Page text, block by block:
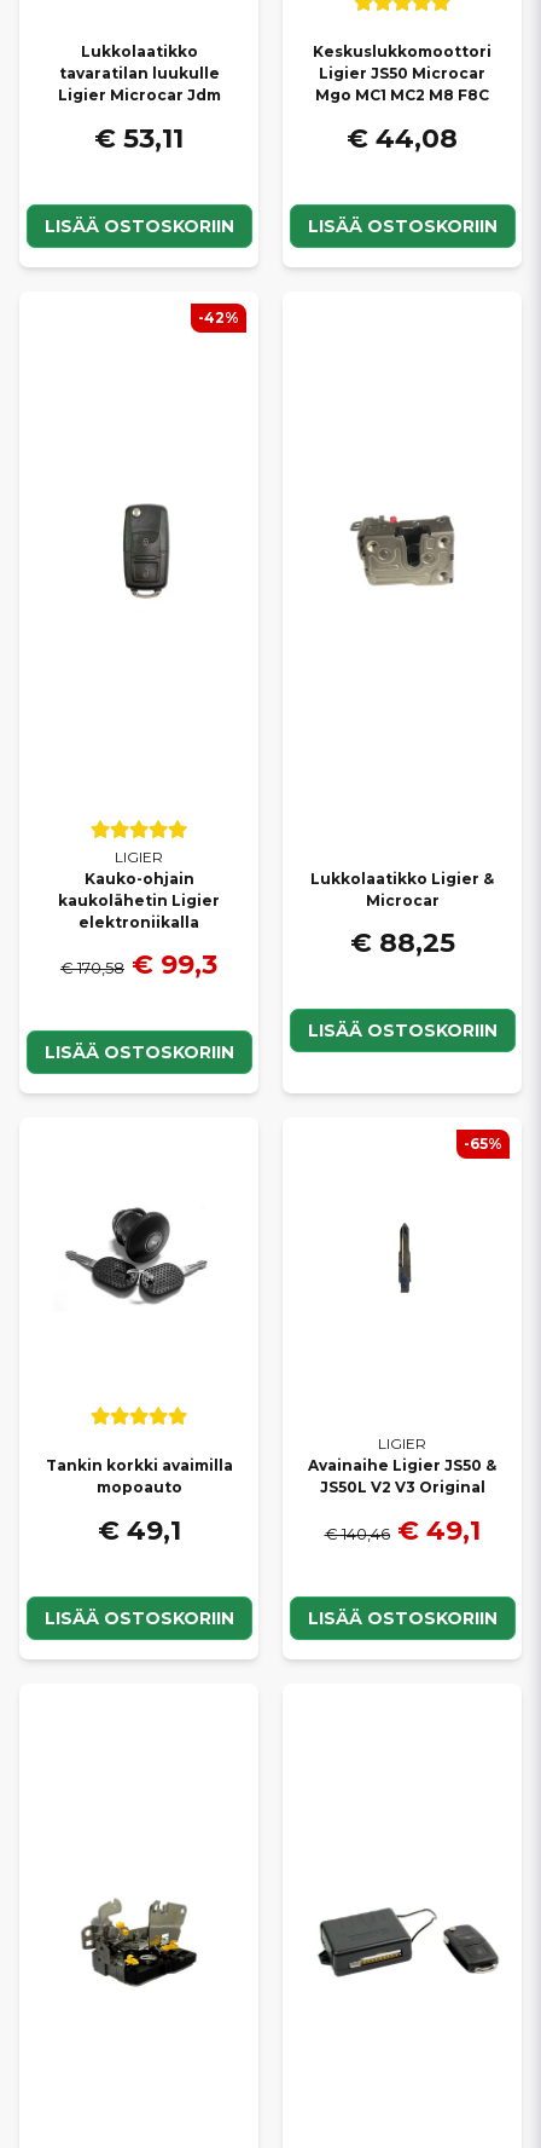
Lukkolaatikko
tavaratilan luukulle
Ligier Microcar Jdm
€ 53,11
LISÄÄ OSTOSKORIIN
Keskuslukkomoottori
Ligier JS50 Microcar
Mgo MC1 MC2 M8 F8C
€ 44,08
LISÄÄ OSTOSKORIIN
LIGIER
Kauko-ohjain
kaukolähetin Ligier
elektroniikalla
€ 170,58 € 99,3
LISÄÄ OSTOSKORIIN
-42%
Lukkolaatikko Ligier &
Microcar
€ 88,25
LISÄÄ OSTOSKORIIN
Tankin korkki avaimilla
mopoauto
€ 49,1
LISÄÄ OSTOSKORIIN
LIGIER
Avainaihe Ligier JS50 &
JS50L V2 V3 Original
€ 140,46 € 49,1
LISÄÄ OSTOSKORIIN
-65%